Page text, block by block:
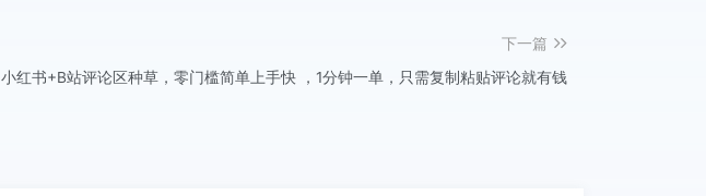
下一篇
小红书+B站评论区种草，零门槛简单上手快 ，1分钟一单，只需复制粘贴评论就有钱